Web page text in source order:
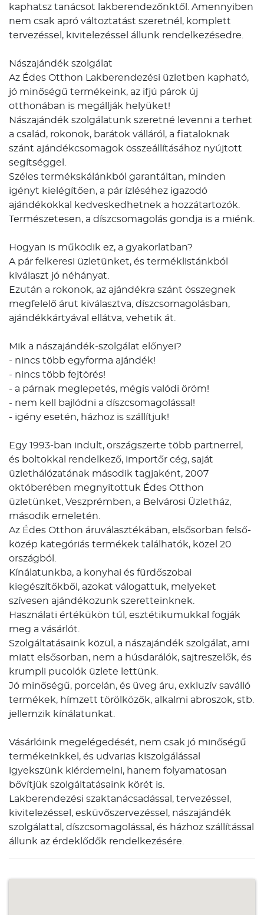
kaphatsz tanácsot lakberendezőnktől. Amennyiben
nem csak apró változtatást szeretnél, komplett
tervezéssel, kivitelezéssel állunk rendelkezésedre.
Nászajándék szolgálat
Az Édes Otthon Lakberendezési üzletben kapható,
jó minőségű termékeink, az ifjú párok új
otthonában is megállják helyüket!
Nászajándék szolgálatunk szeretné levenni a terhet
a család, rokonok, barátok válláról, a fiataloknak
szánt ajándékcsomagok összeállításához nyújtott
segítséggel.
Széles termékskálánkból garantáltan, minden
igényt kielégítően, a pár ízléséhez igazodó
ajándékokkal kedveskedhetnek a hozzátartozók.
Természetesen, a díszcsomagolás gondja is a miénk.
Hogyan is működik ez, a gyakorlatban?
A pár felkeresi üzletünket, és terméklistánkból
kiválaszt jó néhányat.
Ezután a rokonok, az ajándékra szánt összegnek
megfelelő árut kiválasztva, díszcsomagolásban,
ajándékkártyával ellátva, vehetik át.
Mik a nászajándék-szolgálat előnyei?
- nincs több egyforma ajándék!
- nincs több fejtörés!
- a párnak meglepetés, mégis valódi öröm!
- nem kell bajlódni a díszcsomagolással!
- igény esetén, házhoz is szállítjuk!
Egy 1993-ban indult, országszerte több partnerrel,
és boltokkal rendelkező, importőr cég, saját
üzlethálózatának második tagjaként, 2007
októberében megnyitottuk Édes Otthon
üzletünket, Veszprémben, a Belvárosi Üzletház,
második emeletén.
Az Édes Otthon áruválasztékában, elsősorban felső-
közép kategóriás termékek találhatók, közel 20
országból.
Kínálatunkba, a konyhai és fürdőszobai
kiegészítőkből, azokat válogattuk, melyeket
szívesen ajándékozunk szeretteinknek.
Használati értékükön túl, esztétikumukkal fogják
meg a vásárlót.
Szolgáltatásaink közül, a nászajándék szolgálat, ami
miatt elsősorban, nem a húsdarálók, sajtreszelők, és
krumpli pucolók üzlete lettünk.
Jó minőségű, porcelán, és üveg áru, exkluzív saválló
termékek, hímzett törölközők, alkalmi abroszok, stb.
jellemzik kínálatunkat.
Vásárlóink megelégedését, nem csak jó minőségű
termékeinkkel, és udvarias kiszolgálással
igyekszünk kiérdemelni, hanem folyamatosan
bővítjük szolgáltatásaink körét is.
Lakberendezési szaktanácsadással, tervezéssel,
kivitelezéssel, esküvőszervezéssel, nászajándék
szolgálattal, díszcsomagolással, és házhoz szállítással
állunk az érdeklődők rendelkezésére.